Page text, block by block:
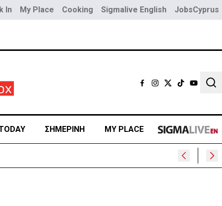
In My Place Cooking Sigmalive English JobsCyprus
ΣΗΜΕΡΙΝΗ MY PLACE